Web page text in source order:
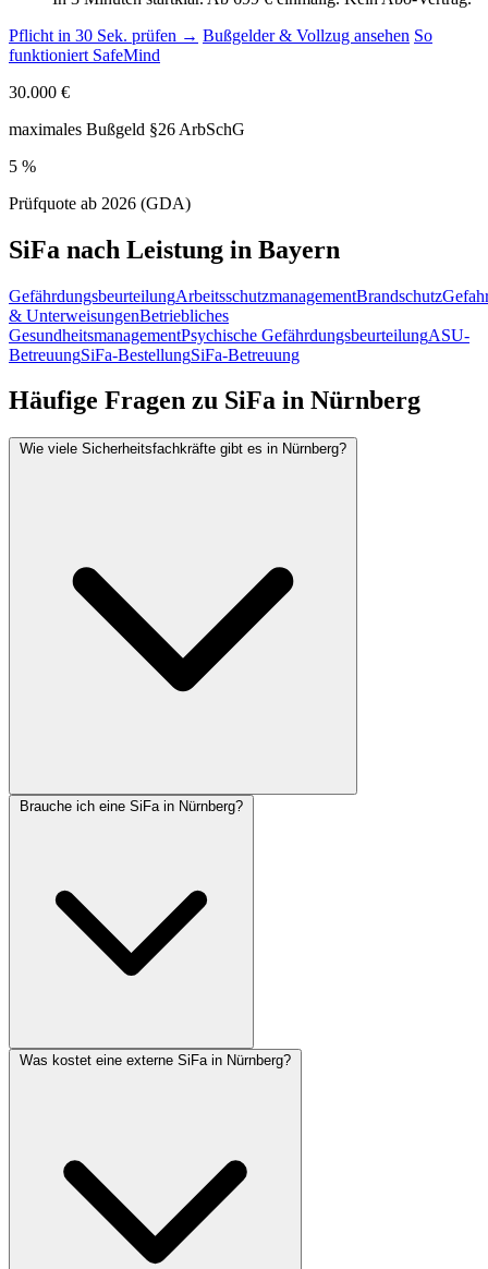
Pflicht in 30 Sek. prüfen → Bußgelder & Vollzug ansehen So
funktioniert SafeMind
30.000 €
maximales Bußgeld §26 ArbSchG
5 %
Prüfquote ab 2026 (GDA)
SiFa nach Leistung in Bayern
GefährdungsbeurteilungArbeitsschutzmanagementBrandschutz
& UnterweisungenBetriebliches
GesundheitsmanagementPsychische GefährdungsbeurteilungASU-
BetreuungSiFa-BestellungSiFa-Betreuung
Häufige Fragen zu SiFa in Nürnberg